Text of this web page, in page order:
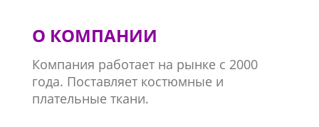
О КОМПАНИИ
Компания работает на рынке с 2000
года. Поставляет костюмные и
плательные ткани.